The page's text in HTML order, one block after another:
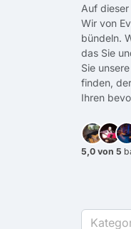
Auf
Wir von
bündeln.
das Sie
Sie
finden,
Ihren
5,0 von 5